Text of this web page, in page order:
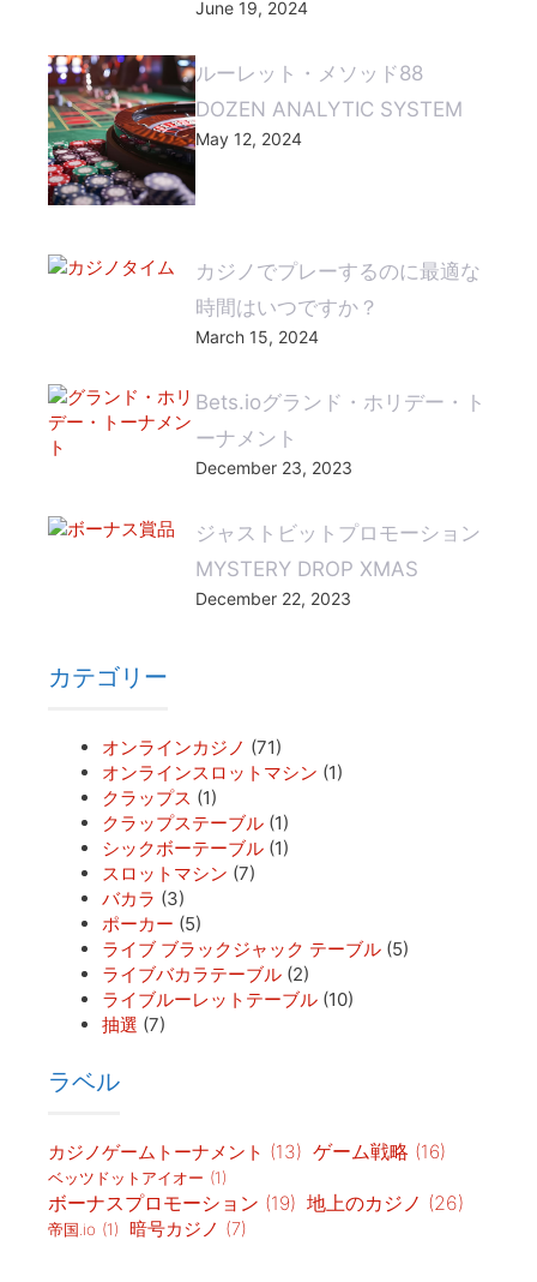
June 19, 2024
ルーレット・メソッド88
DOZEN ANALYTIC SYSTEM
May 12, 2024
カジノでプレーするのに最適な
時間はいつですか？
March 15, 2024
Bets.ioグランド・ホリデー・ト
ーナメント
December 23, 2023
ジャストビットプロモーション
MYSTERY DROP XMAS
December 22, 2023
カテゴリー
オンラインカジノ (71)
オンラインスロットマシン (1)
クラップス (1)
クラップステーブル (1)
シックボーテーブル (1)
スロットマシン (7)
バカラ (3)
ポーカー (5)
ライブ ブラックジャック テーブル (5)
ライブバカラテーブル (2)
ライブルーレットテーブル (10)
抽選 (7)
ラベル
カジノゲームトーナメント (13) ゲーム戦略 (16)
ベッツドットアイオー (1)
ボーナスプロモーション (19) 地上のカジノ (26)
帝国.io (1) 暗号カジノ (7)